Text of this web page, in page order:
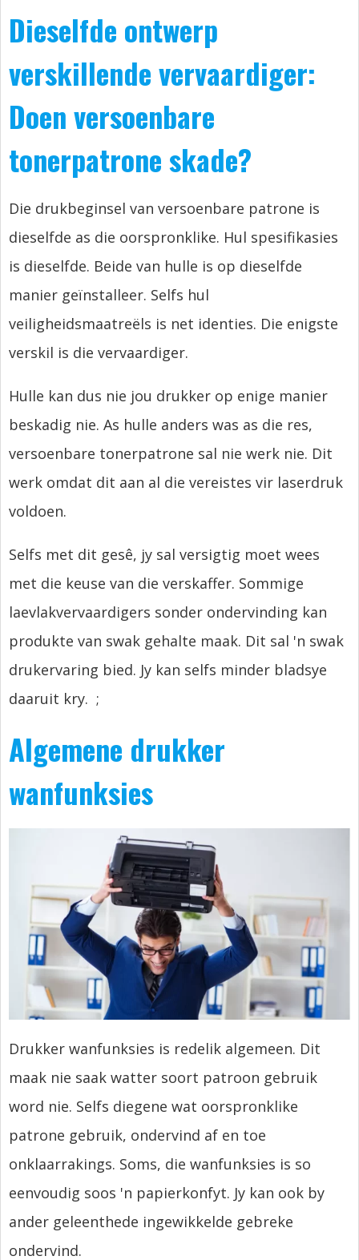
Dieselfde ontwerp
verskillende vervaardiger:
Doen versoenbare
tonerpatrone skade?
Die drukbeginsel van versoenbare patrone is
dieselfde as die oorspronklike. Hul spesifikasies
is dieselfde. Beide van hulle is op dieselfde
manier geïnstalleer. Selfs hul
veiligheidsmaatreëls is net identies. Die enigste
verskil is die vervaardiger.
Hulle kan dus nie jou drukker op enige manier
beskadig nie. As hulle anders was as die res,
versoenbare tonerpatrone sal nie werk nie. Dit
werk omdat dit aan al die vereistes vir laserdruk
voldoen.
Selfs met dit gesê, jy sal versigtig moet wees
met die keuse van die verskaffer. Sommige
laevlakvervaardigers sonder ondervinding kan
produkte van swak gehalte maak. Dit sal 'n swak
drukervaring bied. Jy kan selfs minder bladsye
daaruit kry. ;
Algemene drukker
wanfunksies
Drukker wanfunksies is redelik algemeen. Dit
maak nie saak watter soort patroon gebruik
word nie. Selfs diegene wat oorspronklike
patrone gebruik, ondervind af en toe
onklaarrakings. Soms, die wanfunksies is so
eenvoudig soos 'n papierkonfyt. Jy kan ook by
ander geleenthede ingewikkelde gebreke
ondervind.